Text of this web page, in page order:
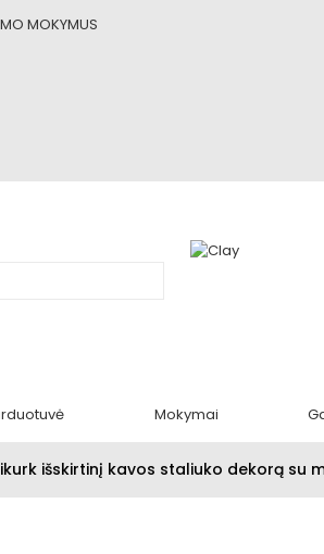
MOKYMUS
Mokymai
išskirtinį kavos staliuko dekorą su